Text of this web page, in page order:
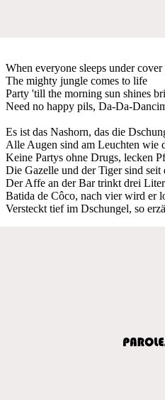
When everyone sleeps under
The mighty jungle comes to life
Party 'till the morning sun shines
Need no happy pils, Da-Da-
Es ist das Nashorn, das die
Alle Augen sind am Leuchten wie
Keine Partys ohne Drugs, lecken
Die Gazelle und der Tiger sind
Der Affe an dеr Bar trinkt drei
Batida de Côco, nach viеr wird er
Versteckt tief im Dschungel, so